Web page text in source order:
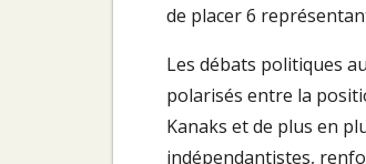
de placer 6
Les débats politiques
polarisés entre la
Kanaks et de plus en
indépendantistes,